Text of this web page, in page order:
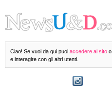
Ciao! Se vuoi da qui puoi accedere al sito o
e interagire con gli altri utenti.